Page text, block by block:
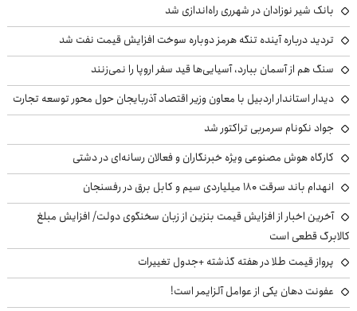
بانک شیر نوزادان در شهرری راه‌اندازی شد
تردید درباره آینده تنگه هرمز دوباره سوخت افزایش قیمت نفت شد
سنگ هم از آسمان ببارد، آسیایی‌ها قید سفر اروپا را نمی‌زنند
دیدار استاندار اردبیل با معاون وزیر اقتصاد آذربایجان حول محور توسعه تجارت
جواد نکونام سرمربی تراکتور شد
کارگاه هوش مصنوعی ویژه خبرنگاران و فعالان رسانه‌ای در دشتی
انهدام باند سرقت ۱۸۰ میلیاردی سیم و کابل برق در رفسنجان
آخرین اخبار از افزایش قیمت بنزین از زبان سخنگوی دولت/ افزایش مبلغ
کالابرگ قطعی است
پرواز قیمت طلا در هفته گذشته +جدول تغییرات
عفونت دهان یکی از عوامل آلزایمر است!